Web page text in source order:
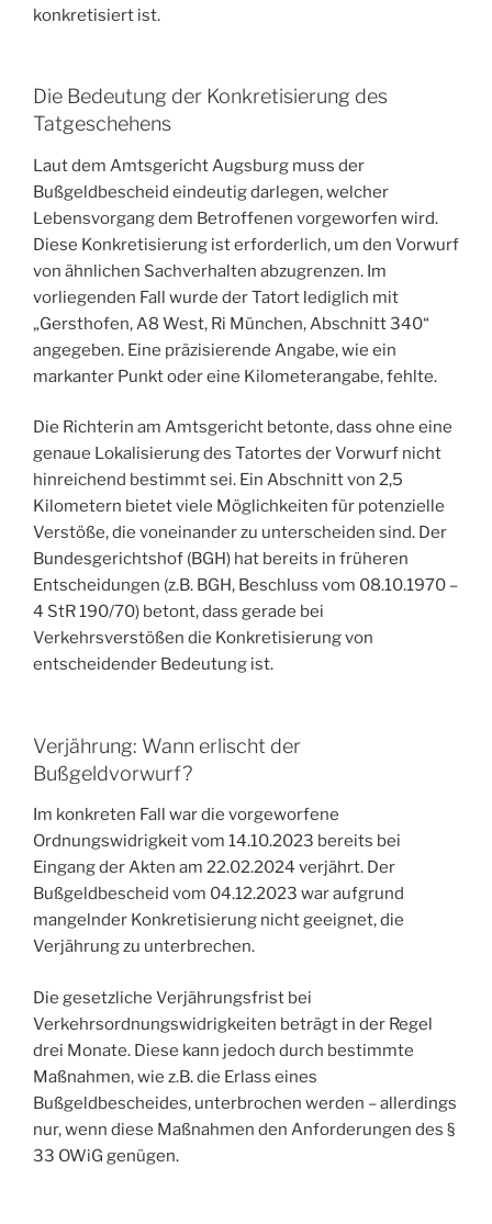
konkretisiert ist.
Die Bedeutung der Konkretisierung des
Tatgeschehens
Laut dem Amtsgericht Augsburg muss der
Bußgeldbescheid eindeutig darlegen, welcher
Lebensvorgang dem Betroffenen vorgeworfen wird.
Diese Konkretisierung ist erforderlich, um den Vorwurf
von ähnlichen Sachverhalten abzugrenzen. Im
vorliegenden Fall wurde der Tatort lediglich mit
„Gersthofen, A8 West, Ri München, Abschnitt 340“
angegeben. Eine präzisierende Angabe, wie ein
markanter Punkt oder eine Kilometerangabe, fehlte.
Die Richterin am Amtsgericht betonte, dass ohne eine
genaue Lokalisierung des Tatortes der Vorwurf nicht
hinreichend bestimmt sei. Ein Abschnitt von 2,5
Kilometern bietet viele Möglichkeiten für potenzielle
Verstöße, die voneinander zu unterscheiden sind. Der
Bundesgerichtshof (BGH) hat bereits in früheren
Entscheidungen (z.B. BGH, Beschluss vom 08.10.1970 –
4 StR 190/70) betont, dass gerade bei
Verkehrsverstößen die Konkretisierung von
entscheidender Bedeutung ist.
Verjährung: Wann erlischt der
Bußgeldvorwurf?
Im konkreten Fall war die vorgeworfene
Ordnungswidrigkeit vom 14.10.2023 bereits bei
Eingang der Akten am 22.02.2024 verjährt. Der
Bußgeldbescheid vom 04.12.2023 war aufgrund
mangelnder Konkretisierung nicht geeignet, die
Verjährung zu unterbrechen.
Die gesetzliche Verjährungsfrist bei
Verkehrsordnungswidrigkeiten beträgt in der Regel
drei Monate. Diese kann jedoch durch bestimmte
Maßnahmen, wie z.B. die Erlass eines
Bußgeldbescheides, unterbrochen werden – allerdings
nur, wenn diese Maßnahmen den Anforderungen des §
33 OWiG genügen.